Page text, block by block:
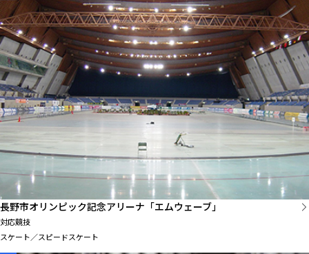
長野市オリンピック記念アリーナ「エムウェーブ」
対応競技
スケート／スピードスケート